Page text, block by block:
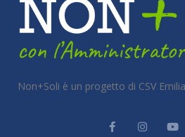
Non+Soli è un progetto di CSV Emilia